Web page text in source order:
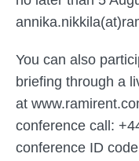
You can also
briefing through a
at
conference call:
conference ID